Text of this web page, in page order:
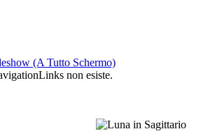
(A Tutto Schermo)
non esiste.